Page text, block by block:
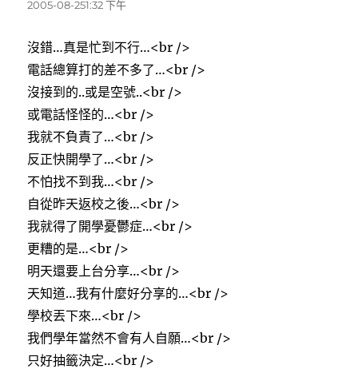
2005-08-251:32 下午
沒錯…真是忙到不行…<br />
電話總算打的差不多了…<br />
沒接到的..或是空號..<br />
或電話怪怪的…<br />
我就不負責了…<br />
反正快開學了…<br />
不怕找不到我…<br />
自從昨天返校之後…<br />
我就得了開學憂鬱症…<br />
更糟的是…<br />
明天還要上台分享…<br />
天知道…我有什麼好分享的…<br />
學校丟下來…<br />
我們學年當然不會有人自願…<br />
只好抽籤決定…<br />